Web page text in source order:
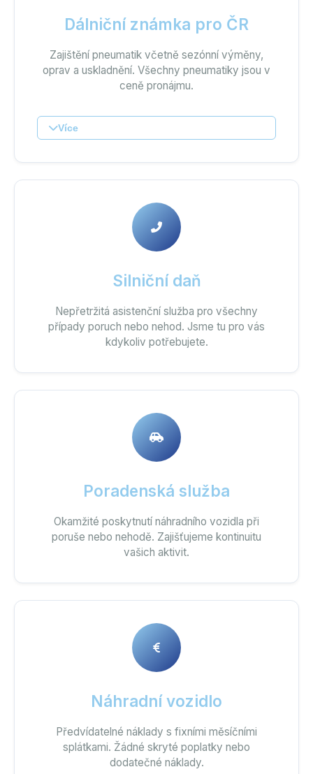
Dálniční známka pro ČR
Zajištění pneumatik včetně sezónní výměny,
oprav a uskladnění. Všechny pneumatiky jsou v
ceně pronájmu.
Více
Silniční daň
Nepřetržitá asistenční služba pro všechny
případy poruch nebo nehod. Jsme tu pro vás
kdykoliv potřebujete.
Poradenská služba
Okamžité poskytnutí náhradního vozidla při
poruše nebo nehodě. Zajišťujeme kontinuitu
vašich aktivit.
Náhradní vozidlo
Předvídatelné náklady s fixními měsíčními
splátkami. Žádné skryté poplatky nebo
dodatečné náklady.